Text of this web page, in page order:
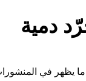
دمية
ما يظهر في